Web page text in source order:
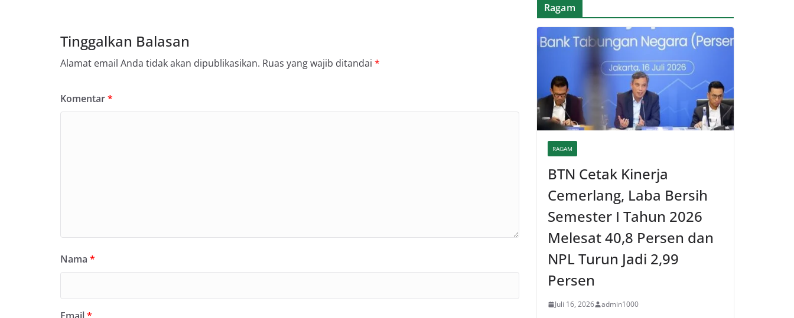
Tinggalkan Balasan
Alamat email Anda tidak akan dipublikasikan. Ruas yang wajib ditandai *
Komentar*
Nama *
Ragam
RAGAM
BTN Cetak Kinerja
Cemerlang, Laba Bersih
Semester I Tahun 2026
Melesat 40,8 Persen dan
NPL Turun Jadi 2,99
Persen
Juli 16, 2026 admin1000